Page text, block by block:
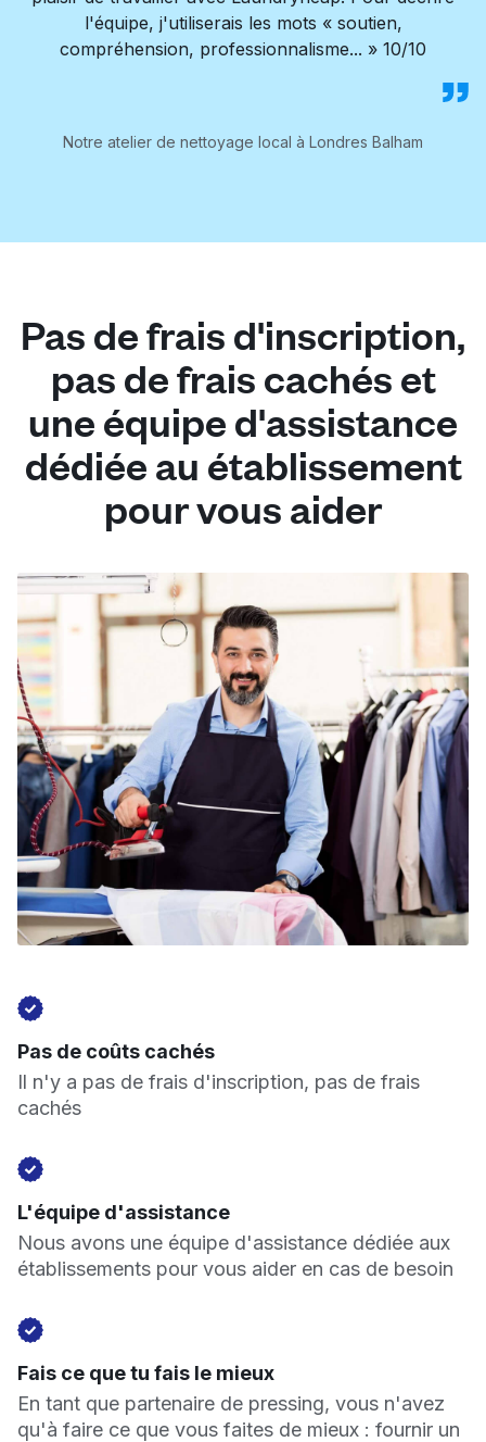
l'équipe, j'utiliserais les mots « soutien,
compréhension, professionnalisme... » 10/10
Notre atelier de nettoyage local à Londres Balham
Pas de frais d'inscription,
pas de frais cachés et
une équipe d'assistance
dédiée au établissement
pour vous aider
Pas de coûts cachés
Il n'y a pas de frais d'inscription, pas de frais
cachés
L'équipe d'assistance
Nous avons une équipe d'assistance dédiée aux
établissements pour vous aider en cas de besoin
Fais ce que tu fais le mieux
En tant que partenaire de pressing, vous n'avez
qu'à faire ce que vous faites de mieux : fournir un